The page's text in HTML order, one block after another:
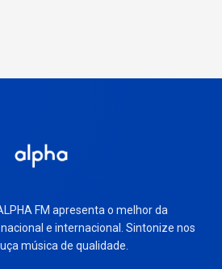
FM apresenta o melhor da
e internacional. Sintonize nos
música de qualidade.